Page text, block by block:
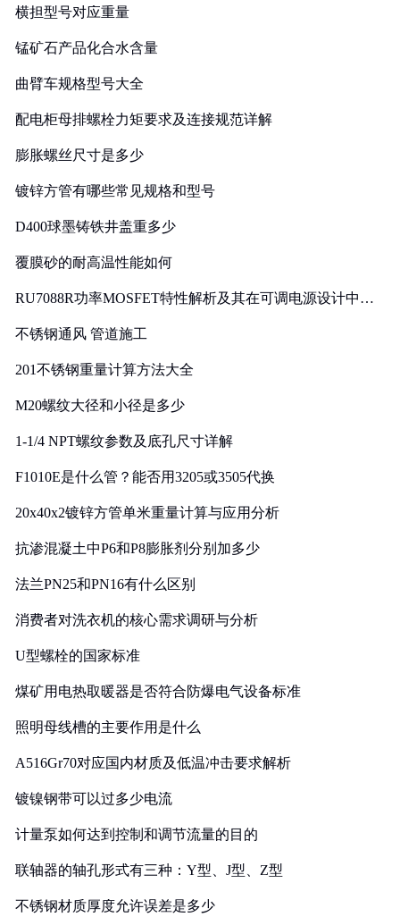
横担型号对应重量
锰矿石产品化合水含量
曲臂车规格型号大全
配电柜母排螺栓力矩要求及连接规范详解
膨胀螺丝尺寸是多少
镀锌方管有哪些常见规格和型号
D400球墨铸铁井盖重多少
覆膜砂的耐高温性能如何
RU7088R功率MOSFET特性解析及其在可调电源设计中的
不锈钢通风 管道施工
201不锈钢重量计算方法大全
M20螺纹大径和小径是多少
1-1/4 NPT螺纹参数及底孔尺寸详解
F1010E是什么管？能否用3205或3505代换
20x40x2镀锌方管单米重量计算与应用分析
抗渗混凝土中P6和P8膨胀剂分别加多少
法兰PN25和PN16有什么区别
消费者对洗衣机的核心需求调研与分析
U型螺栓的国家标准
煤矿用电热取暖器是否符合防爆电气设备标准
照明母线槽的主要作用是什么
A516Gr70对应国内材质及低温冲击要求解析
镀镍钢带可以过多少电流
计量泵如何达到控制和调节流量的目的
联轴器的轴孔形式有三种：Y型、J型、Z型
不锈钢材质厚度允许误差是多少